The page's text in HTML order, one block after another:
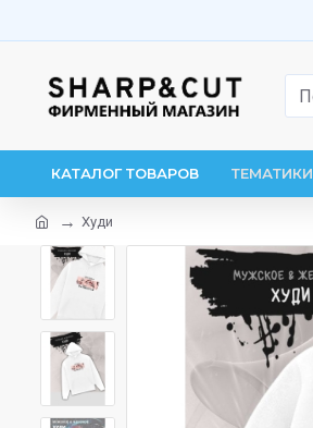
КАТАЛОГ ТОВАРОВ ТЕМАТИКИ
Худи